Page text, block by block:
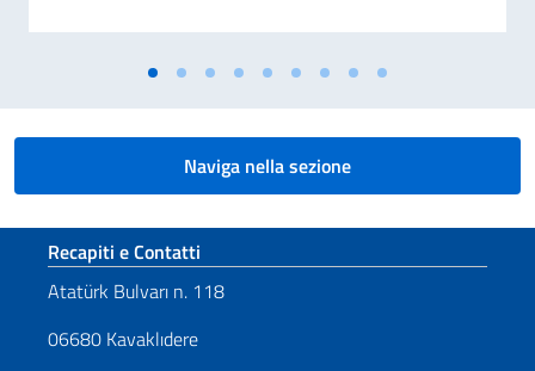
Naviga nella sezione
Sezione footer
Recapiti e Contatti
Atatürk Bulvarı n. 118
06680 Kavaklıdere